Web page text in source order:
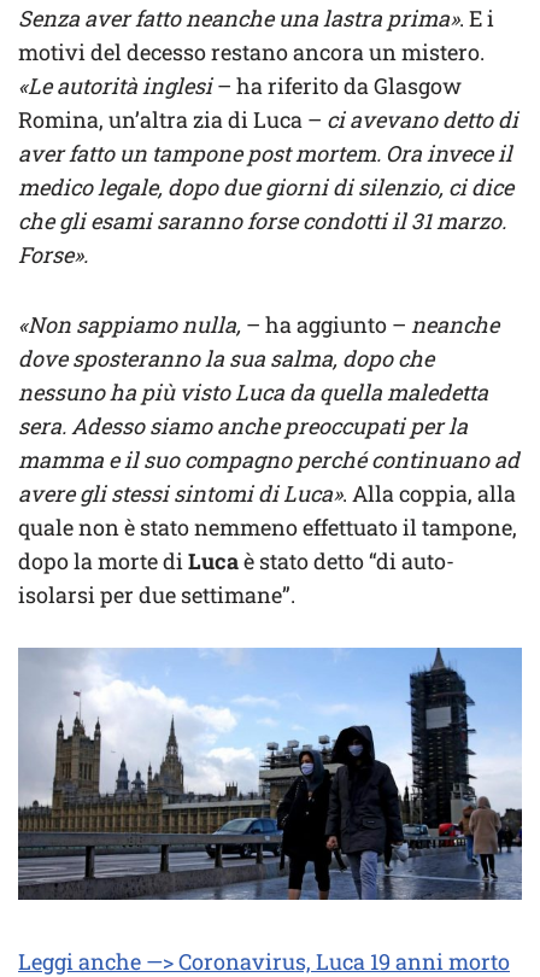
Senza aver fatto neanche una lastra prima». E i
motivi del decesso restano ancora un mistero.
«Le autorità inglesi– ha riferito da Glasgow
Romina, un’altra zia di Luca – ci avevano detto di
aver fatto un tampone post mortem. Ora invece il
medico legale, dopo due giorni di silenzio, ci dice
che gli esami saranno forse condotti il 31 marzo.
Forse».
«Non sappiamo nulla, – ha aggiunto – neanche
dove sposteranno la sua salma, dopo che
nessuno ha più visto Luca da quella maledetta
sera. Adesso siamo anche preoccupati per la
mamma e il suo compagno perché continuano ad
avere gli stessi sintomi di Luca». Alla coppia, alla
quale non è stato nemmeno effettuato il tampone,
dopo la morte di Lucaè stato detto “di auto-
isolarsi per due settimane”.
Leggi anche —> Coronavirus, Luca 19 anni morto